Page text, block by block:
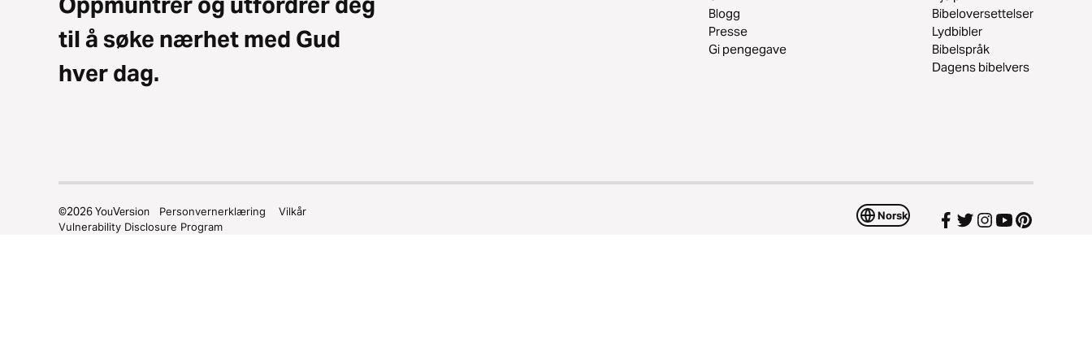
til å søke nærhet med Gud
hver dag.
Blogg
Presse
Gi pengegave
Bibeloversettelser
Lydbibler
Bibelspråk
Dagens bibelvers
Norsk
©2026YouVersion Personvernerklæring
Vilkår
Vulnerability Disclosure Program